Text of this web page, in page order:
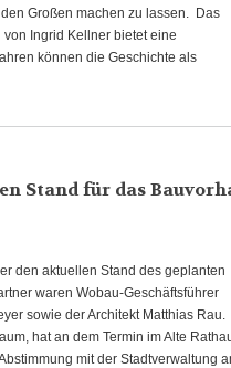
Großen machen zu lassen. Das
Ingrid Kellner bietet eine
können die Geschichte als
Stand für das
den aktuellen Stand des geplanten
waren Wobau-Geschäftsführer
sowie der Architekt Matthias Rau.
hat an dem Termin im Alte
mit der Stadtverwaltung